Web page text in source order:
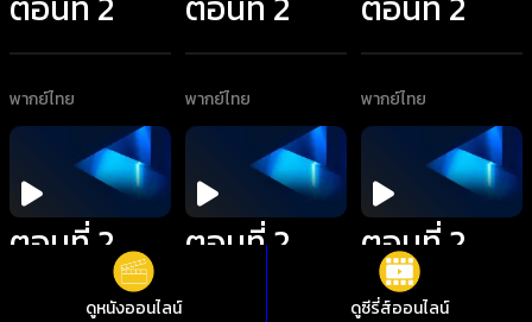
พากย์ไทย พากย์ไทย พากย์ไทย
ตอนที่ 2 ตอนที่ 2 ตอนที่ 2
ดูหนังออนไลน์ ดูซีรี่ส์ออนไลน์